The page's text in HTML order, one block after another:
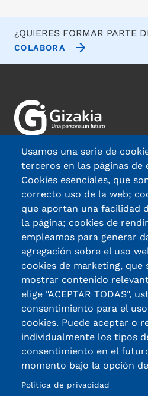
Usamos una serie de
terceros en las páginas de
Cookies esenciales, que
correcto uso de la web;
que aportan una facilidad
la página; cookies de
empleamos para generar
agregación sobre el uso
cookies de marketing, que
mostrar contenido
elige "ACEPTAR TODAS",
consentimiento para el
cookies. Puede aceptar o
individualmente los tipos
consentimiento en el
momento bajo la opción
Política de privacidad
¿QUIERES FORMAR PARTE
COLABORA
Avda. Madariaga 63, 48014,
944 471 033
fundacion@gizakia.org
Nuestras sedes
Áreas de actuación
Fundación Gizakia
Te contamos
Política de Privacidad